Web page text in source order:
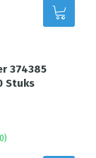
374385
Stuks